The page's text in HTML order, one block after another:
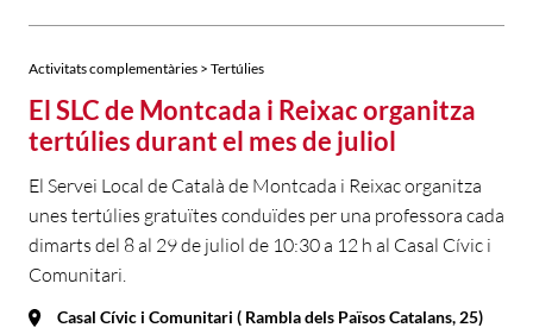
Activitats complementàries > Tertúlies
El SLC de Montcada i Reixac organitza
tertúlies durant el mes de juliol
El Servei Local de Català de Montcada i Reixac organitza
unes tertúlies gratuïtes conduïdes per una professora cada
dimarts del 8 al 29 de juliol de 10:30 a 12 h al Casal Cívic i
Comunitari.
Casal Cívic i Comunitari ( Rambla dels Països Catalans, 25)